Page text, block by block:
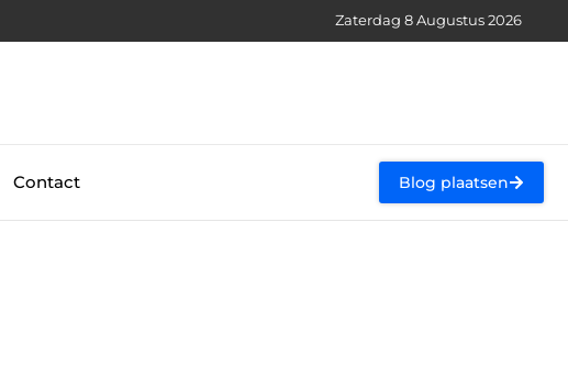
Zaterdag 8 Augustus 2026
Contact Blog plaatsen